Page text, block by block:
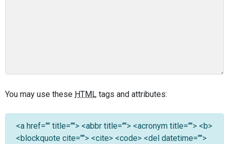
You may use these HTML tags and attributes:
<a href="" title=""> <abbr title=""> <acronym title=""> <b>
<blockquote cite=""> <cite> <code> <del datetime="">